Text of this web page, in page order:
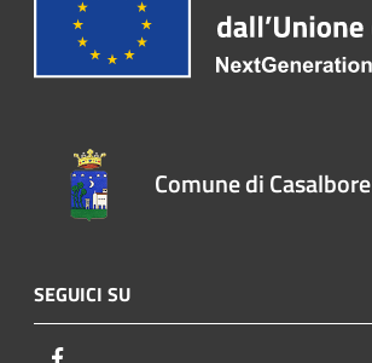
Comune di Casalbore
SEGUICI SU